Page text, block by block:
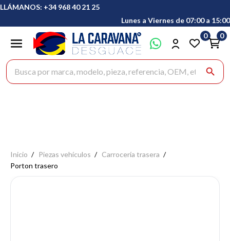
LLÁMANOS: +34 968 40 21 25
Lunes a Viernes de 07:00 a 15:00
Buscar productos
search
0 0
Inicio Piezas vehículos
Carrocería trasera
Porton trasero